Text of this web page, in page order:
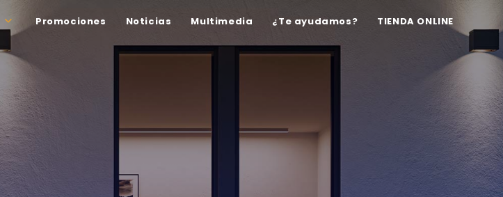
Promociones Noticias Multimedia ¿Te ayudamos? TIENDA ONLINE